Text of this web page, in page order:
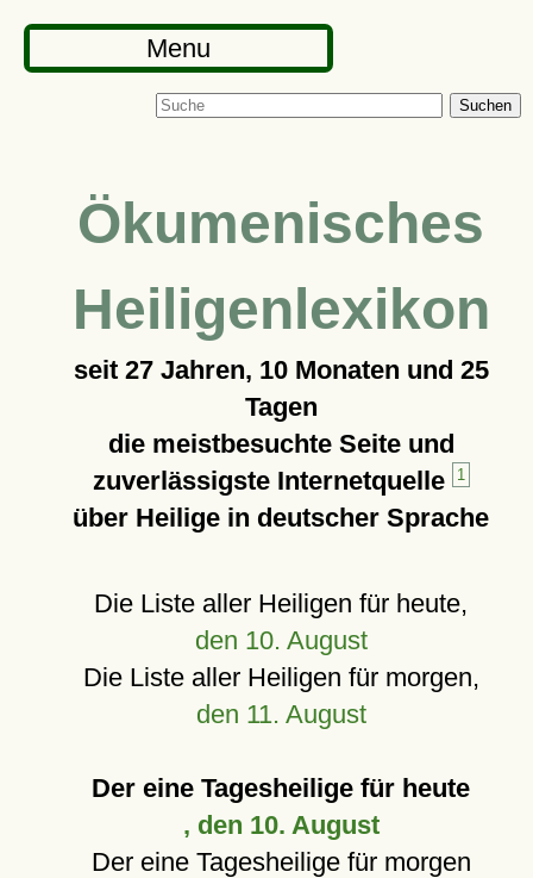
Menu
Suchen
Ökumenisches
Heiligenlexikon
seit 27 Jahren, 10 Monaten und 25
Tagen
die meistbesuchte Seite und
zuverlässigste Internetquelle
1
über Heilige in deutscher Sprache
Die Liste aller Heiligen für heute,
den 10. August
Die Liste aller Heiligen für morgen,
den 11. August
Der eine Tagesheilige für heute
, den 10. August
Der eine Tagesheilige für morgen